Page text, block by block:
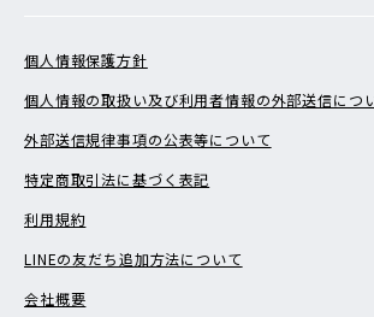
個人情報保護方針
個人情報の取扱い及び利用者情報の外部送信につ
外部送信規律事項の公表等について
特定商取引法に基づく表記
利用規約
LINEの友だち追加方法について
会社概要